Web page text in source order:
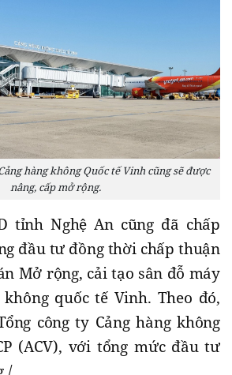
hàng không Quốc tế Vinh cũng sẽ được
nâng, cấp mở rộng.
tỉnh Nghệ An cũng đã chấp
đầu tư đồng thời chấp thuận
Mở rộng, cải tạo sân đỗ máy
quốc tế Vinh. Theo đó,
công ty Cảng hàng không
(ACV), với tổng mức đầu tư
.